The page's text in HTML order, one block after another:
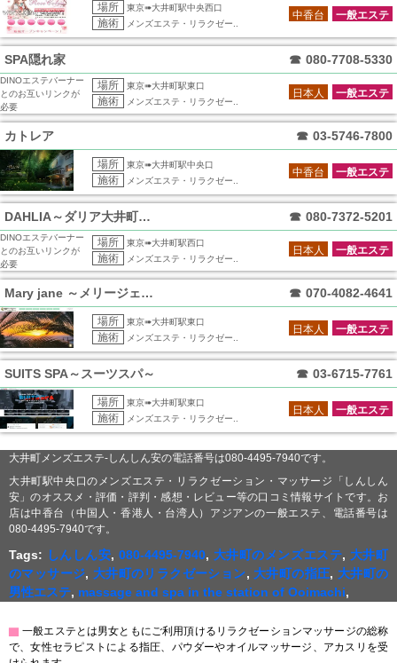
場所 東京➠大井町駅中央西口
施術 メンズエステ・リラクゼー..
一般エステ
中香台
SPA隠れ家 ☎ 080-7708-5330
DINOエステバーナー
とのお互いリンクが
必要
場所 東京➠大井町駅東口
施術 メンズエステ・リラクゼー..
一般エステ
日本人
カトレア ☎ 03-5746-7800
場所 東京➠大井町駅中央口
施術 メンズエステ・リラクゼー..
一般エステ
中香台
DAHLIA～ダリア大井町店～ ☎ 080-7372-5201
DINOエステバーナー
とのお互いリンクが
必要
場所 東京➠大井町駅西口
施術 メンズエステ・リラクゼー..
一般エステ
日本人
Mary jane ～メリージェーン～ ☎ 070-4082-4641
場所 東京➠大井町駅東口
施術 メンズエステ・リラクゼー..
一般エステ
日本人
SUITS SPA～スーツスパ～ ☎ 03-6715-7761
場所 東京➠大井町駅東口
施術 メンズエステ・リラクゼー..
一般エステ
日本人
大井町メンズエステ-しんしん安の電話番号は080-4495-7940です。
大井町駅中央口のメンズエステ・リラクゼーション・マッサージ「しんしん
安」のオススメ・評価・評判・感想・レビュー等の口コミ情報サイトです。お
店は中香台（中国人・香港人・台湾人）アジアンの一般エステ、電話番号は
080-4495-7940です。
Tags: しんしん安,080-4495-7940, 大井町のメンズエステ, 大井町
のマッサージ, 大井町のリラクゼーション, 大井町の指圧, 大井町の
男性エステ, massage and spa in the station of Ooimachi,
▇ 一般エステとは男女ともにご利用頂けるリラクゼーションマッサージの総称
で、女性セラピストによる指圧、パウダーやオイルマッサージ、アカスリを受